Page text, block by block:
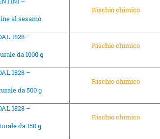
al sesamo
Rischio chimico
1828 –
da 1000 g
Rischio chimico
1828 –
da 500 g
Rischio chimico
1828 –
da 150 g
Rischio chimico